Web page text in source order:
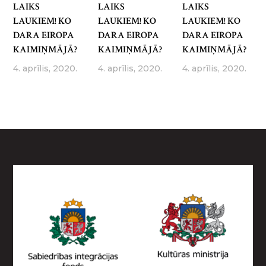
LAIKS
LAUKIEM! KO
DARA EIROPA
KAIMIŅMĀJĀ?
4. aprīlis, 2020.
LAIKS
LAUKIEM! KO
DARA EIROPA
KAIMIŅMĀJĀ?
4. aprīlis, 2020.
LAIKS
LAUKIEM! KO
DARA EIROPA
KAIMIŅMĀJĀ?
4. aprīlis, 2020.